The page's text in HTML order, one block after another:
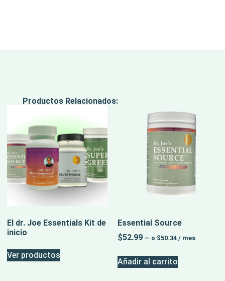
Productos Relacionados:
El dr. Joe Essentials Kit de
inicio
Ver productos
Essential Source
$52.99 — o $50.34 / mes
Añadir al carrito